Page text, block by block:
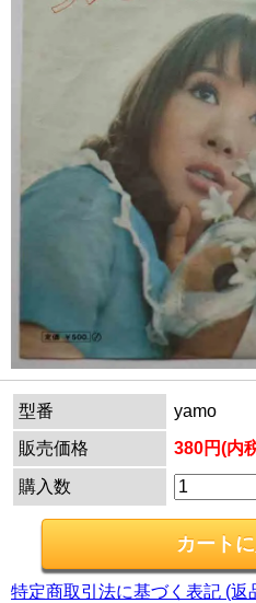
型番
yamo
販売価格
380円(内
購入数
特定商取引法に基づく表記 (返